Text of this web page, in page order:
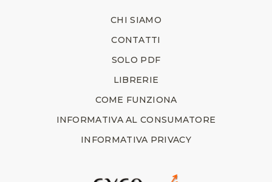
CHI SIAMO
CONTATTI
SOLO PDF
LIBRERIE
COME FUNZIONA
INFORMATIVA AL CONSUMATORE
INFORMATIVA PRIVACY